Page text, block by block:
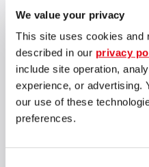
We value your privacy
This site uses cookies and
described in our privacy
include site operation,
experience, or advertising.
our use of these
preferences.
автомобилей
Ferrari
участник получил
навыки и насладиться
Ferrari, проехав десять